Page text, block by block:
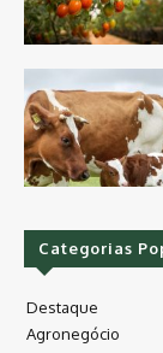
Categorias
Destaque
Agronegócio